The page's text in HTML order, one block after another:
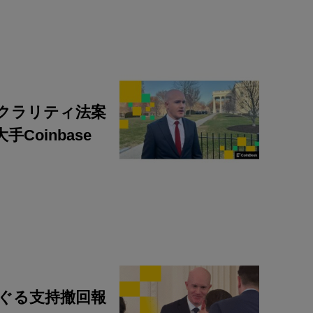
ラリティ法案
手Coinbase
る支持撤回報